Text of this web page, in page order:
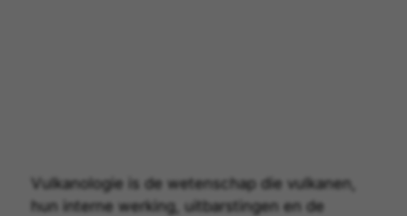
Vulkanologie is de wetenschap die vulkanen,
hun interne werking, uitbarstingen en de